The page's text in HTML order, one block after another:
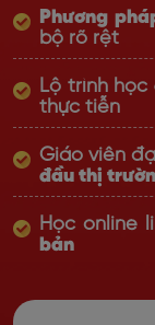
Phương
bộ rõ rệt
Lộ trình học
thực tiễn
Giáo viên
đầu thị
Học online
bản